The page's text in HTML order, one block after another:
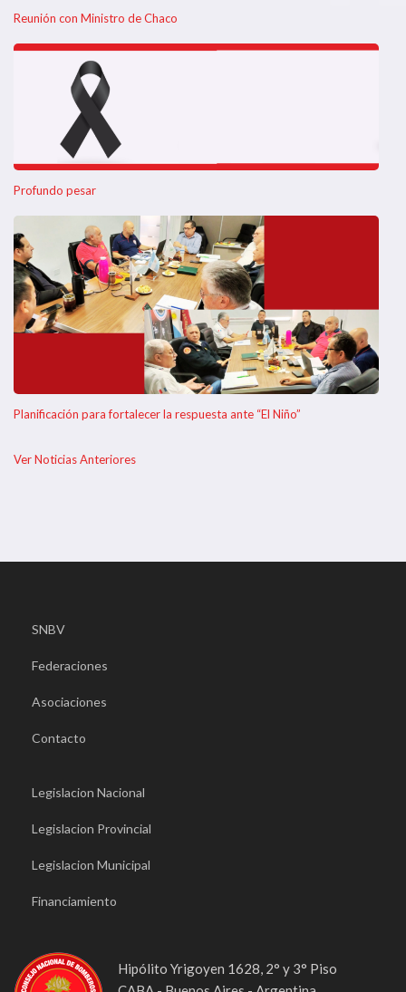
Reunión con Ministro de Chaco
Profundo pesar
Planificación para fortalecer la respuesta ante “El Niño”
Ver Noticias Anteriores
SNBV
Federaciones
Asociaciones
Contacto
Legislacion Nacional
Legislacion Provincial
Legislacion Municipal
Financiamiento
Hipólito Yrigoyen 1628, 2° y 3° Piso